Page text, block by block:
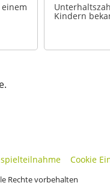
Kindern
Cookie
Rechte vorbehalten